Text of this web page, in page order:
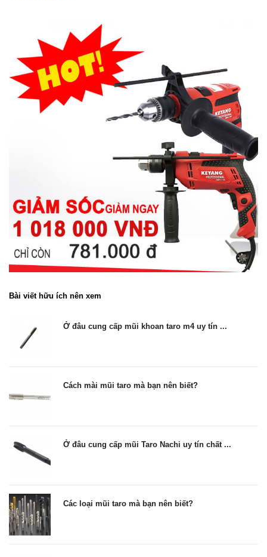
Bài viết hữu ích nên xem
Ở đâu cung cấp mũi khoan taro m4 uy tín ...
Cách mài mũi taro mà bạn nên biết?
Ở đâu cung cấp mũi Taro Nachi uy tín chất ...
Các loại mũi taro mà bạn nên biết?